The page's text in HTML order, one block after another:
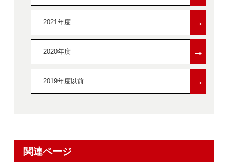
2021年度 →
2020年度 →
2019年度以前 →
関連ページ